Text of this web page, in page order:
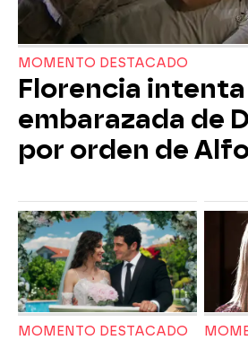
MOMENTO DESTACADO
Florencia
embarazada de
por orden de
MOMENTO DESTACADO